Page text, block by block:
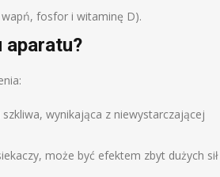
fosfor i witaminę D).
aparatu?
wynikająca z niewystarczającej
może być efektem zbyt dużych sił